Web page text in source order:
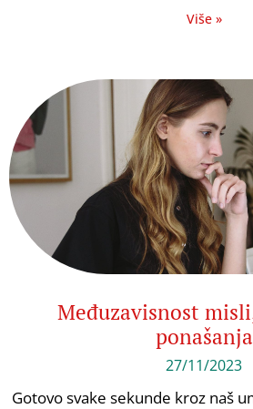
Više »
Međuzavisnost
ponašanja
27/11/2023
Gotovo svake sekunde kroz naš